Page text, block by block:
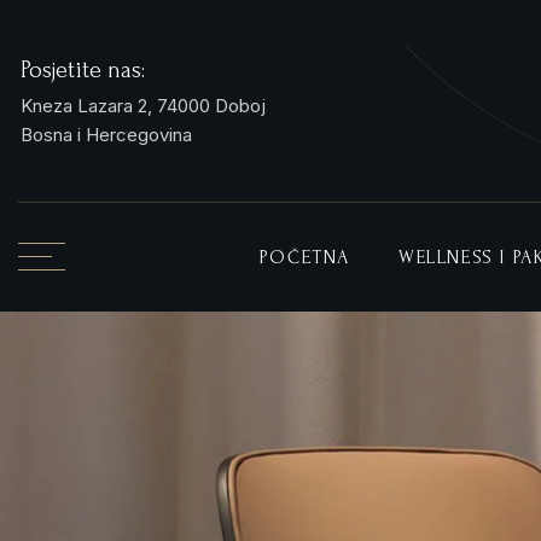
Posjetite nas:
Kneza Lazara 2, 74000 Doboj
Bosna i Hercegovina
POČETNA WELLNESS I